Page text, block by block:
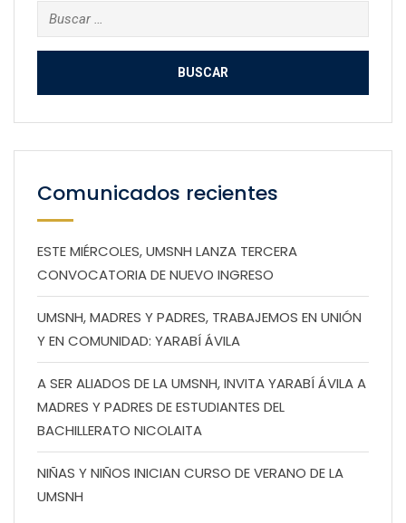
Buscar:
Comunicados recientes
ESTE MIÉRCOLES, UMSNH LANZA TERCERA
CONVOCATORIA DE NUEVO INGRESO
UMSNH, MADRES Y PADRES, TRABAJEMOS EN UNIÓN
Y EN COMUNIDAD: YARABÍ ÁVILA
A SER ALIADOS DE LA UMSNH, INVITA YARABÍ ÁVILA A
MADRES Y PADRES DE ESTUDIANTES DEL
BACHILLERATO NICOLAITA
NIÑAS Y NIÑOS INICIAN CURSO DE VERANO DE LA
UMSNH